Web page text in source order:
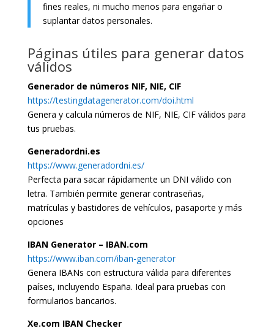
fines reales, ni mucho menos para engañar o
suplantar datos personales.
Páginas útiles para generar datos
válidos
Generador de números NIF, NIE, CIF
https://testingdatagenerator.com/doi.html
Genera y calcula números de NIF, NIE, CIF válidos para
tus pruebas.
Generadordni.es
https://www.generadordni.es/
Perfecta para sacar rápidamente un DNI válido con
letra. También permite generar contraseñas,
matrículas y bastidores de vehículos, pasaporte y más
opciones
IBAN Generator – IBAN.com
https://www.iban.com/iban-generator
Genera IBANs con estructura válida para diferentes
países, incluyendo España. Ideal para pruebas con
formularios bancarios.
Xe.com IBAN Checker